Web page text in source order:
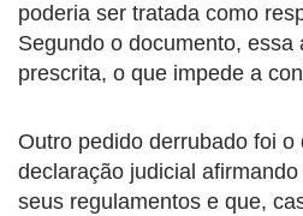
poderia ser tratada como
Segundo o documento,
prescrita, o que impede a
Outro pedido derrubado foi
declaração judicial
seus regulamentos e que,